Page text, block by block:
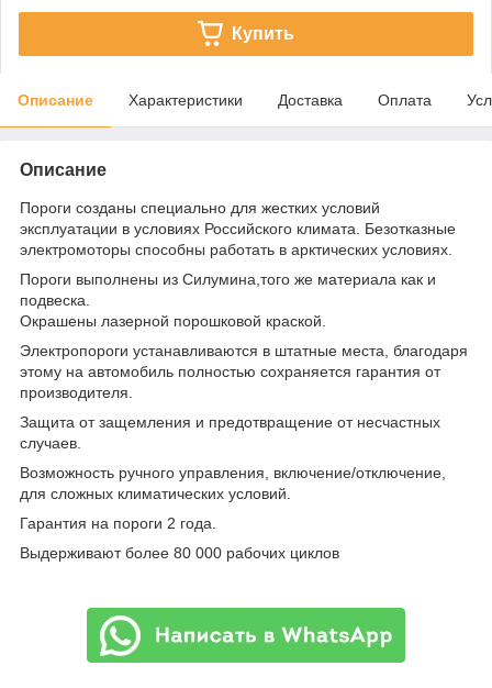
Купить
Описание Характеристики Доставка Оплата
Описание
Пороги созданы специально для жестких условий
эксплуатации в условиях Российского климата. Безотказные
электромоторы способны работать в арктических условиях.
Пороги выполнены из Силумина,того же материала как и
подвеска.
Окрашены лазерной порошковой краской.
Электропороги устанавливаются в штатные места, благодаря
этому на автомобиль полностью сохраняется гарантия от
производителя.
Защита от защемления и предотвращение от несчастных
случаев.
Возможность ручного управления, включение/отключение,
для сложных климатических условий.
Гарантия на пороги 2 года.
Выдерживают более 80 000 рабочих циклов